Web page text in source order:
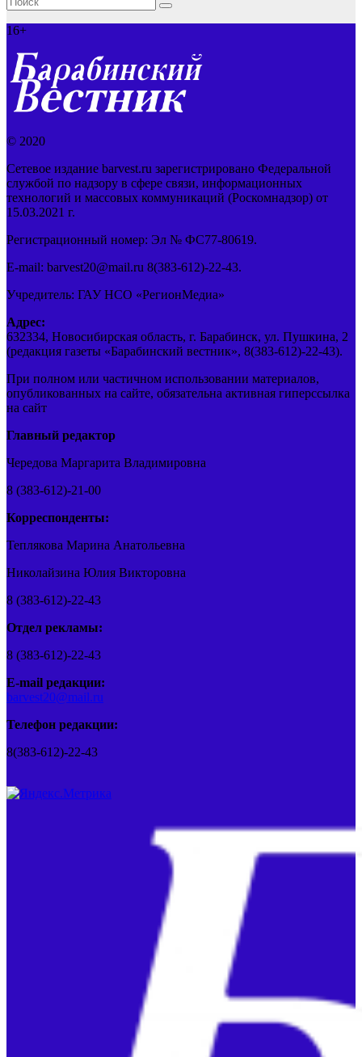
16+
© 2020
Сетевое издание barvest.ru зарегистрировано Федеральной
службой по надзору в сфере связи, информационных
технологий и массовых коммуникаций (Роскомнадзор) от
15.03.2021 г.
Регистрационный номер: Эл № ФС77-80619.
E-mail: barvest20@mail.ru 8(383-612)-22-43.
Учредитель: ГАУ НСО «РегионМедиа»
Адрес:
632334, Новосибирская область, г. Барабинск, ул. Пушкина, 2
(редакция газеты «Барабинский вестник», 8(383-612)-22-43).
При полном или частичном использовании материалов,
опубликованных на сайте, обязательна активная гиперссылка
на сайт
Главный редактор
Чередова Маргарита Владимировна
8 (383-612)-21-00
Корреспонденты:
Теплякова Марина Анатольевна
Николайзина Юлия Викторовна
8 (383-612)-22-43
Отдел рекламы:
8 (383-612)-22-43
E-mail редакции:
barvest20@mail.ru
Телефон редакции:
8(383-612)-22-43